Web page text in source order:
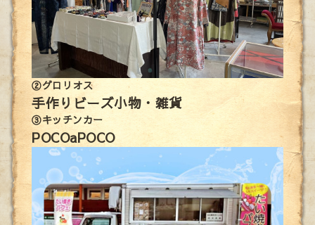
②グロリオス
手作りビーズ小物・雑貨
③キッチンカー
POCOaPOCO